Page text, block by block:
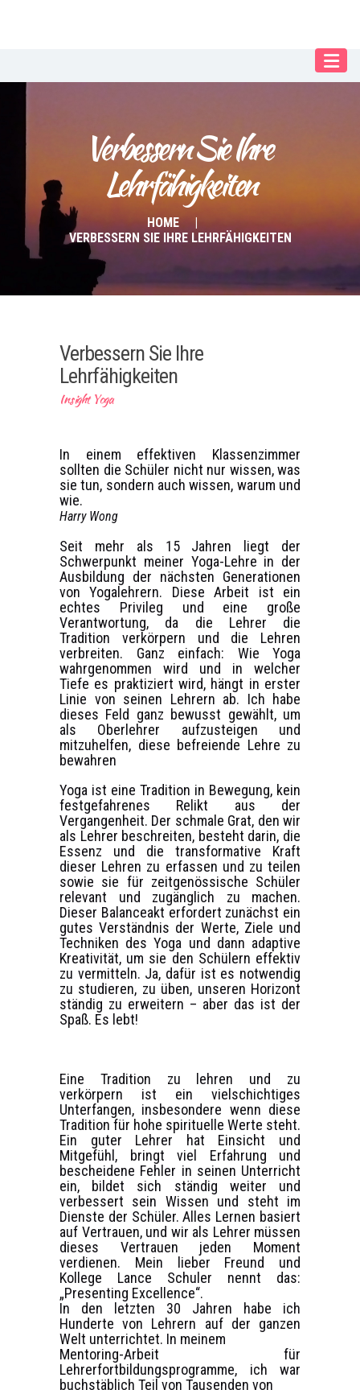
Verbessern Sie Ihre
Lehrfähigkeiten
HOME
VERBESSERN SIE IHRE LEHRFÄHIGKEITEN
UNTERRICHT
BUCHUNGEN
INDIEN RETREAT
Deutsch
Verbessern Sie Ihre
Lehrfähigkeiten
Insight Yoga
In einem effektiven Klassenzimmer
sollten die Schüler nicht nur wissen, was
sie tun, sondern auch wissen, warum und
wie.
Harry Wong
Seit mehr als 15 Jahren liegt der
Schwerpunkt meiner Yoga-Lehre in der
Ausbildung der nächsten Generationen
von Yogalehrern. Diese Arbeit ist ein
echtes Privileg und eine große
Verantwortung, da die Lehrer die
Tradition verkörpern und die Lehren
verbreiten. Ganz einfach: Wie Yoga
wahrgenommen wird und in welcher
Tiefe es praktiziert wird, hängt in erster
Linie von seinen Lehrern ab. Ich habe
dieses Feld ganz bewusst gewählt, um
als Oberlehrer aufzusteigen und
mitzuhelfen, diese befreiende Lehre zu
bewahren
Yoga ist eine Tradition in Bewegung, kein
festgefahrenes Relikt aus der
Vergangenheit. Der schmale Grat, den wir
als Lehrer beschreiten, besteht darin, die
Essenz und die transformative Kraft
dieser Lehren zu erfassen und zu teilen
sowie sie für zeitgenössische Schüler
relevant und zugänglich zu machen.
Dieser Balanceakt erfordert zunächst ein
gutes Verständnis der Werte, Ziele und
Techniken des Yoga und dann adaptive
Kreativität, um sie den Schülern effektiv
zu vermitteln. Ja, dafür ist es notwendig
zu studieren, zu üben, unseren Horizont
ständig zu erweitern – aber das ist der
Spaß. Es lebt!
Eine Tradition zu lehren und zu
verkörpern ist ein vielschichtiges
Unterfangen, insbesondere wenn diese
Tradition für hohe spirituelle Werte steht.
Ein guter Lehrer hat Einsicht und
Mitgefühl, bringt viel Erfahrung und
bescheidene Fehler in seinen Unterricht
ein, bildet sich ständig weiter und
verbessert sein Wissen und steht im
Dienste der Schüler. Alles Lernen basiert
auf Vertrauen, und wir als Lehrer müssen
dieses Vertrauen jeden Moment
verdienen. Mein lieber Freund und
Kollege Lance Schuler nennt das:
„Presenting Excellence“.
In den letzten 30 Jahren habe ich
Hunderte von Lehrern auf der ganzen
Welt unterrichtet. In meinem
Mentoring-Arbeit für
Lehrerfortbildungsprogramme, ich war
buchstäblich Teil von Tausenden von